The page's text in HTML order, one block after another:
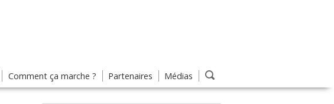
Comment ça marche ? Partenaires Médias